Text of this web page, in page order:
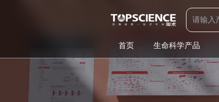
首页 生命科学产品